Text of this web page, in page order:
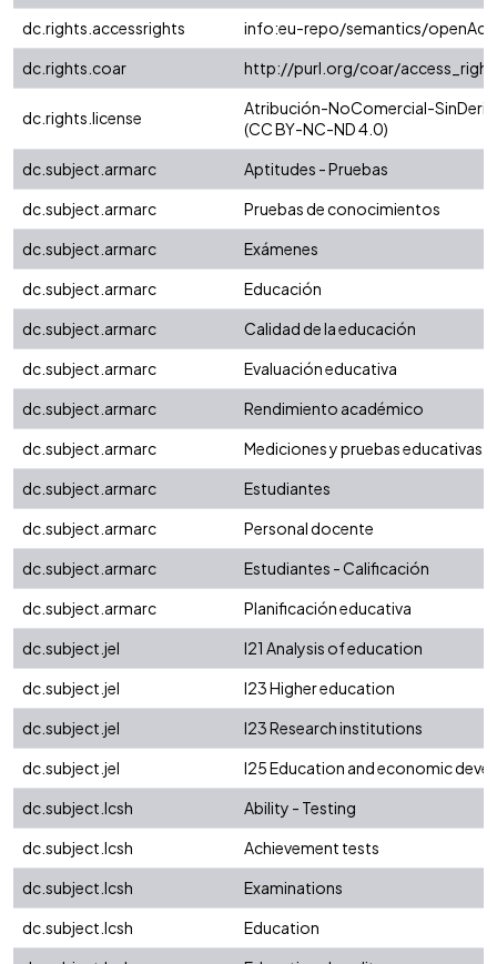
dc.rights.accessrights
info:eu-repo/semantics/
dc.rights.coar
http://purl.org/coar/
dc.rights.license
Atribución-NoComercial-
(CC BY-NC-ND 4.0)
dc.subject.armarc
Aptitudes - Pruebas
dc.subject.armarc
Pruebas de conocimientos
dc.subject.armarc
Exámenes
dc.subject.armarc
Educación
dc.subject.armarc
Calidad de la educación
dc.subject.armarc
Evaluación educativa
dc.subject.armarc
Rendimiento académico
dc.subject.armarc
Mediciones y pruebas educativas
dc.subject.armarc
Estudiantes
dc.subject.armarc
Personal docente
dc.subject.armarc
Estudiantes - Calificación
dc.subject.armarc
Planificación educativa
dc.subject.jel
I21 Analysis of education
dc.subject.jel
I23 Higher education
dc.subject.jel
I23 Research institutions
dc.subject.jel
I25 Education and economic
dc.subject.lcsh
Ability - Testing
dc.subject.lcsh
Achievement tests
dc.subject.lcsh
Examinations
dc.subject.lcsh
Education